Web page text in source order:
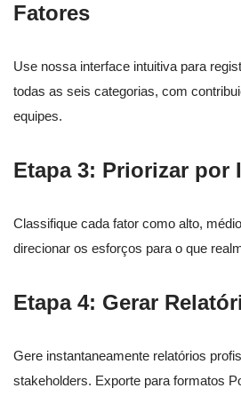
Fatores
Use nossa interface intuitiva para
todas as seis categorias, com
equipes.
Etapa 3: Priorizar por
Classifique cada fator como alto,
direcionar os esforços para o que
Etapa 4: Gerar
Gere instantaneamente relatórios
stakeholders. Exporte para formatos